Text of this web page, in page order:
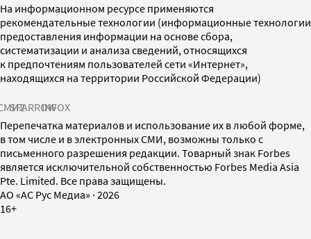
На информационном ресурсе применяются
рекомендательные технологии (информационные технологии
предоставления информации на основе сбора,
систематизации и анализа сведений, относящихся
к предпочтениям пользователей сети «Интернет»,
находящихся на территории Российской Федерации)
SPARROWINFOX
Перепечатка материалов и использование их в любой форме,
в том числе и в электронных СМИ, возможны только с
письменного разрешения редакции. Товарный знак Forbes
является исключительной собственностью Forbes Media Asia
Pte. Limited. Все права защищены.
AO «АС Рус Медиа» · 2026
16+